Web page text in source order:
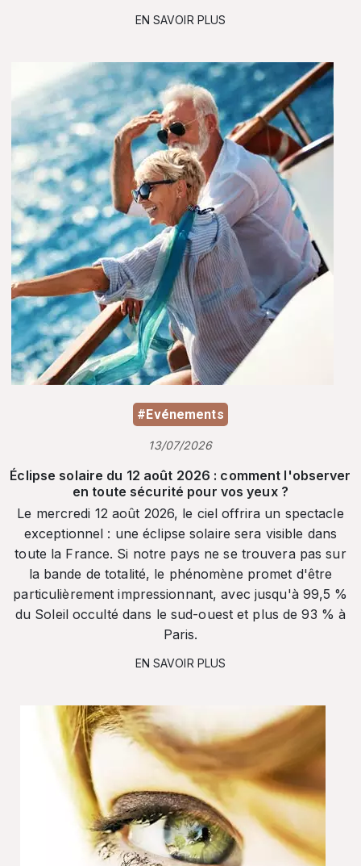
EN SAVOIR PLUS
#Evénements
13/07/2026
Éclipse solaire du 12 août 2026 : comment l'observer
en toute sécurité pour vos yeux ?
Le mercredi 12 août 2026, le ciel offrira un spectacle
exceptionnel : une éclipse solaire sera visible dans
toute la France. Si notre pays ne se trouvera pas sur
la bande de totalité, le phénomène promet d'être
particulièrement impressionnant, avec jusqu'à 99,5 %
du Soleil occulté dans le sud-ouest et plus de 93 % à
Paris.
EN SAVOIR PLUS